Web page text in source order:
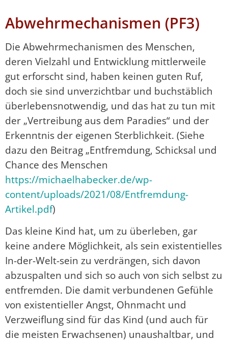
Abwehrmechanismen (PF3)
Die Abwehrmechanismen des Menschen,
deren Vielzahl und Entwicklung mittlerweile
gut erforscht sind, haben keinen guten Ruf,
doch sie sind unverzichtbar und buchstäblich
überlebensnotwendig, und das hat zu tun mit
der „Vertreibung aus dem Paradies“ und der
Erkenntnis der eigenen Sterblichkeit. (Siehe
dazu den Beitrag „Entfremdung, Schicksal und
Chance des Menschen
https://michaelhabecker.de/wp-
content/uploads/2021/08/Entfremdung-
Artikel.pdf)
Das kleine Kind hat, um zu überleben, gar
keine andere Möglichkeit, als sein existentielles
In-der-Welt-sein zu verdrängen, sich davon
abzuspalten und sich so auch von sich selbst zu
entfremden. Die damit verbundenen Gefühle
von existentieller Angst, Ohnmacht und
Verzweiflung sind für das Kind (und auch für
die meisten Erwachsenen) unaushaltbar, und